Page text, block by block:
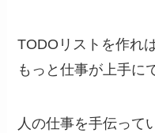
TODOリストを作れ
もっと仕事が上手に
人の仕事を手伝って